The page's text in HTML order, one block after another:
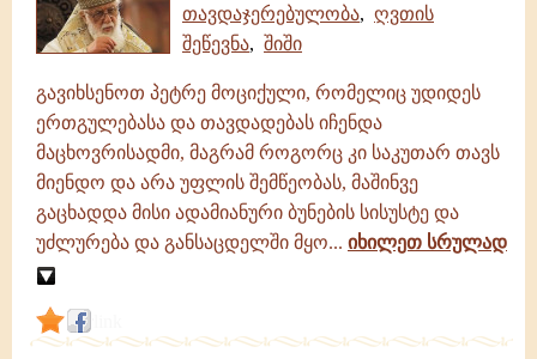
თავდაჯერებულობა, ღვთის
შეწევნა, შიში
გავიხსენოთ პეტრე მოციქული, რომელიც უდიდეს
ერთგულებასა და თავდადებას იჩენდა
მაცხოვრისადმი, მაგრამ როგორც კი საკუთარ თავს
მიენდო და არა უფლის შემწეობას, მაშინვე
გაცხადდა მისი ადამიანური ბუნების სისუსტე და
უძლურება და განსაცდელში მყო... იხილეთ სრულად